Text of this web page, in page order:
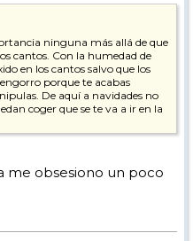
ninguna más allá de que
cantos. Con la humedad de
en los cantos salvo que los
porque te acabas
De aquí a navidades no
coger que se te va a ir en la
me obsesiono un poco